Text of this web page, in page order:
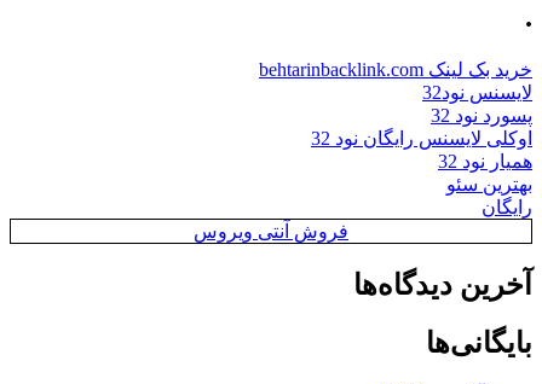
.
خرید بک لینک behtarinbacklink.com
لایسنس نود32
پسورد نود 32
اوکلی لایسنس رایگان نود 32
همیار نود 32
بهترین سئو
رایگان
فروش آنتی ویروس
آخرین دیدگاه‌ها
بایگانی‌ها